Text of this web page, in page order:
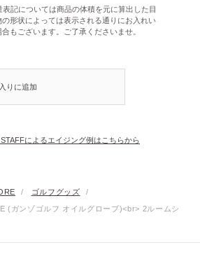
記については商品の体積を元に算出した目
形状によっては表示される通りにお入れい
もございます。ご了承くださいませ。
りに追加
によるエイジング例はこちらから
/ ゴルフグッズ
/
(ガンゾゴルフ オイルグローブ)<br> 2ルームシ